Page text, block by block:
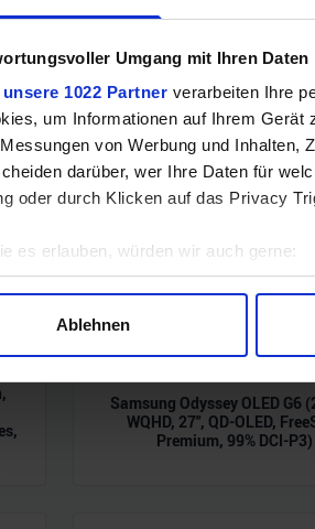
Umgang mit Ihren Daten
unsere 1022 Partner verarbeiten Ihre
um Informationen auf Ihrem Gerät
von Werbung und Inhalten,
darüber, wer Ihre Daten für
oder durch Klicken auf das Privacy
es erlauben, würden wir auch gerne:
über Ihre geografische Lage
Sie mehr darüber, wie Ihre
Cookies, um Inhalte und
Zugriffe auf unsere Website zu
Ablehnen
Samsung Odyssey OLED G6
WQHD, 27", QD-OLED,
Premium, 99% DCI-P3)